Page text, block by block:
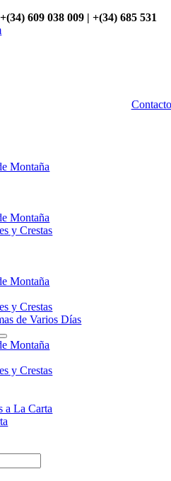
609 038 009 | +(34) 685 531
Contacto
Montaña
Montaña
y Crestas
Montaña
y Crestas
de Varios Días
Montaña
y Crestas
a La Carta